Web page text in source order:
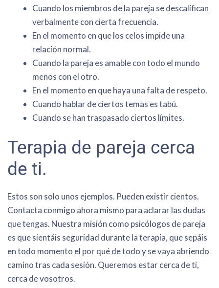
Cuando los miembros de la pareja se descalifican
verbalmente con cierta frecuencia.
En el momento en que los celos impide una
relación normal.
Cuando la pareja es amable con todo el mundo
menos con el otro.
En el momento en que haya una falta de respeto.
Cuando hablar de ciertos temas es tabú.
Cuando se han traspasado ciertos límites.
Terapia de pareja cerca
de ti.
Estos son solo unos ejemplos. Pueden existir cientos.
Contacta conmigo ahora mismo para aclarar las dudas
que tengas. Nuestra misión como psicólogos de pareja
es que sientáis seguridad durante la terapia, que sepáis
en todo momento el por qué de todo y se vaya abriendo
camino tras cada sesión. Queremos estar cerca de ti,
cerca de vosotros.